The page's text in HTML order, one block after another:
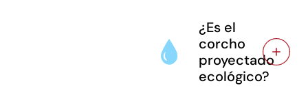
¿Es el
corcho
proyectado
ecológico?